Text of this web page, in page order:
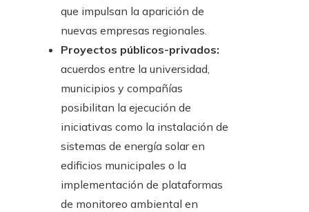
que impulsan la aparición de
nuevas empresas regionales.
Proyectos públicos-privados:
acuerdos entre la universidad,
municipios y compañías
posibilitan la ejecución de
iniciativas como la instalación de
sistemas de energía solar en
edificios municipales o la
implementación de plataformas
de monitoreo ambiental en